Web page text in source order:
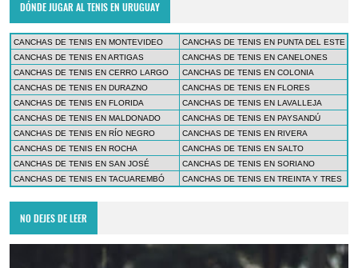
DÓNDE JUGAR AL TENIS EN URUGUAY
CANCHAS DE TENIS EN MONTEVIDEO
CANCHAS DE TENIS EN PUNTA DEL ESTE
CANCHAS DE TENIS EN ARTIGAS
CANCHAS DE TENIS EN CANELONES
CANCHAS DE TENIS EN CERRO LARGO
CANCHAS DE TENIS EN COLONIA
CANCHAS DE TENIS EN DURAZNO
CANCHAS DE TENIS EN FLORES
CANCHAS DE TENIS EN FLORIDA
CANCHAS DE TENIS EN LAVALLEJA
CANCHAS DE TENIS EN MALDONADO
CANCHAS DE TENIS EN PAYSANDÚ
CANCHAS DE TENIS EN RÍO NEGRO
CANCHAS DE TENIS EN RIVERA
CANCHAS DE TENIS EN ROCHA
CANCHAS DE TENIS EN SALTO
CANCHAS DE TENIS EN SAN JOSÉ
CANCHAS DE TENIS EN SORIANO
CANCHAS DE TENIS EN TACUAREMBÓ
CANCHAS DE TENIS EN TREINTA Y TRES
NO DEJES DE LEER